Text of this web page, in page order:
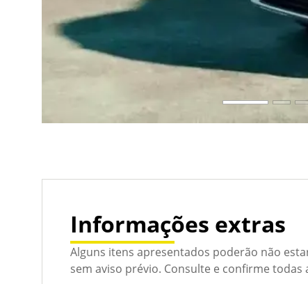
Informações extras
Alguns itens apresentados poderão não
sem aviso prévio. Consulte e confirme